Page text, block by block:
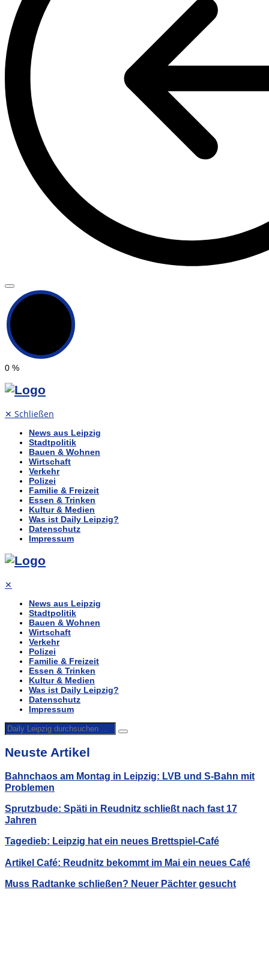
0 %
✕ Schließen
News aus Leipzig
Stadtpolitik
Bauen & Wohnen
Wirtschaft
Verkehr
Polizei
Familie & Freizeit
Essen & Trinken
Kultur & Medien
Was ist Daily Leipzig?
Datenschutz
Impressum
✕
News aus Leipzig
Stadtpolitik
Bauen & Wohnen
Wirtschaft
Verkehr
Polizei
Familie & Freizeit
Essen & Trinken
Kultur & Medien
Was ist Daily Leipzig?
Datenschutz
Impressum
Neuste Artikel
Bahnchaos am Montag in Leipzig: LVB und S-Bahn mit
Problemen
Sprutzbude: Späti in Reudnitz schließt nach fast 17
Jahren
Tagedieb: Leipzig hat ein neues Brettspiel-Café
Artikel Café: Reudnitz bekommt im Mai ein neues Café
Muss Radtanke schließen? Neuer Pächter gesucht